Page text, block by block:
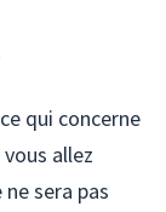
qui concerne
allez
sera pas